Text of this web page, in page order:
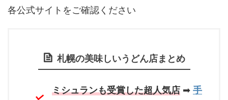
各公式サイトをご確認ください
札幌の美味しいうどん店まとめ
ミシュランも受賞した超人気店 ➡ 手